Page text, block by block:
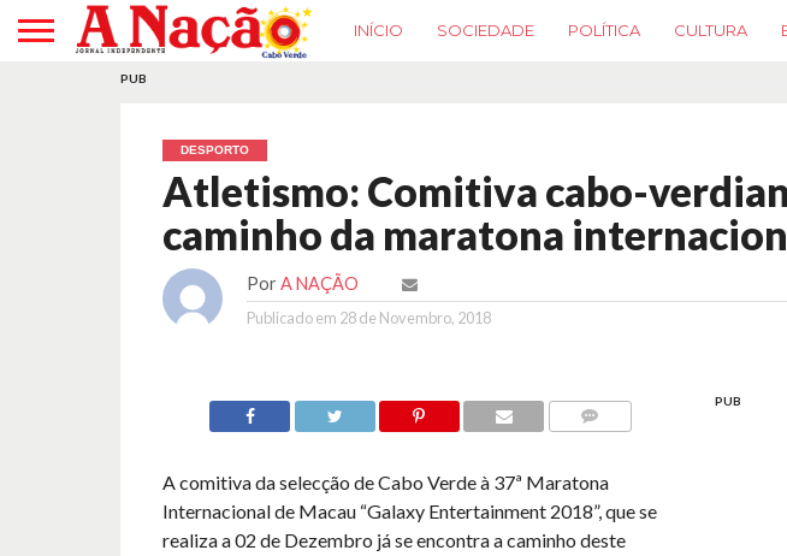
INÍCIO SOCIEDADE POLÍTICA CULTURA
PUB
DESPORTO
Atletismo: Comitiva cabo-
caminho da maratona
Por A NAÇÃO
Publicado em 28 de Novembro, 2018
A comitiva da selecção de Cabo Verde à 37ª Maratona
Internacional de Macau “Galaxy Entertainment 2018”, que se
realiza a 02 de Dezembro já se encontra a caminho deste
PUB